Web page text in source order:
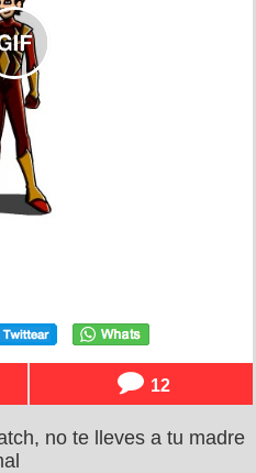
12
no te lleves a tu madre